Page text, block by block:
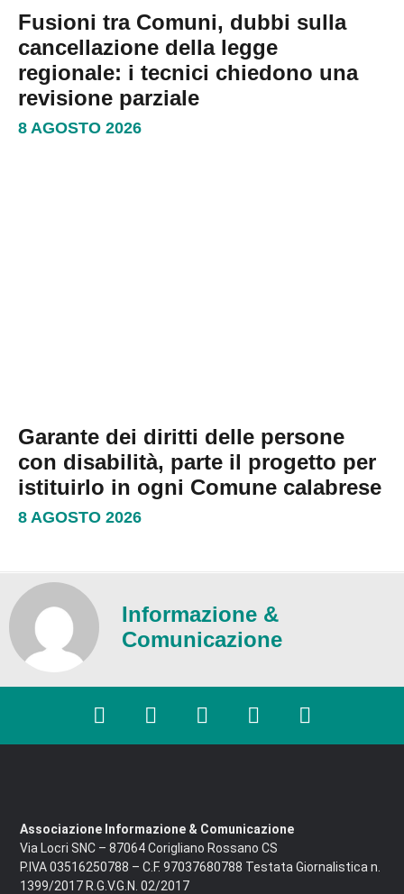
Fusioni tra Comuni, dubbi sulla
cancellazione della legge
regionale: i tecnici chiedono una
revisione parziale
8 AGOSTO 2026
Garante dei diritti delle persone
con disabilità, parte il progetto per
istituirlo in ogni Comune calabrese
8 AGOSTO 2026
Informazione &
Comunicazione
Associazione Informazione & Comunicazione
Via Locri SNC – 87064 Corigliano Rossano CS
P.IVA 03516250788 – C.F. 97037680788 Testata Giornalistica n.
1399/2017 R.G.V.G.N. 02/2017